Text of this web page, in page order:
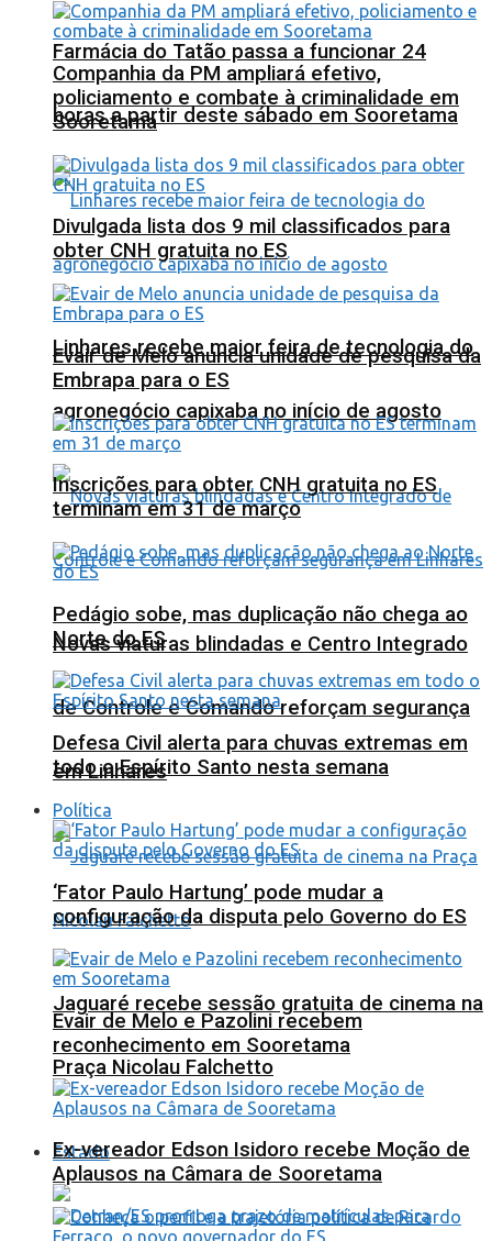
Farmácia do Tatão passa a funcionar 24
horas a partir deste sábado em Sooretama
Linhares recebe maior feira de tecnologia do
agronegócio capixaba no início de agosto
Novas viaturas blindadas e Centro Integrado
de Controle e Comando reforçam segurança
em Linhares
Jaguaré recebe sessão gratuita de cinema na
Praça Nicolau Falchetto
Estado
Companhia da PM ampliará efetivo,
policiamento e combate à criminalidade em
Sooretama
Divulgada lista dos 9 mil classificados para
obter CNH gratuita no ES
Evair de Melo anuncia unidade de pesquisa da
Embrapa para o ES
Inscrições para obter CNH gratuita no ES
terminam em 31 de março
Pedágio sobe, mas duplicação não chega ao
Norte do ES
Defesa Civil alerta para chuvas extremas em
todo o Espírito Santo nesta semana
Política
‘Fator Paulo Hartung’ pode mudar a
configuração da disputa pelo Governo do ES
Evair de Melo e Pazolini recebem
reconhecimento em Sooretama
Ex-vereador Edson Isidoro recebe Moção de
Aplausos na Câmara de Sooretama